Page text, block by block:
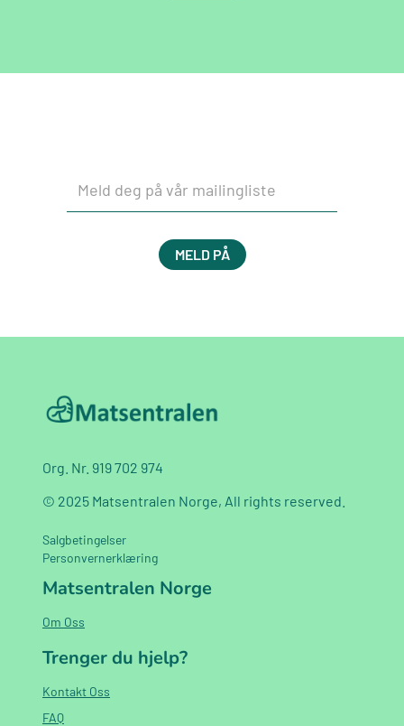
Org. Nr. 919 702 974
© 2025 Matsentralen Norge, All rights reserved.
Salgbetingelser
Personvernerklæring
Matsentralen Norge
Om Oss
Trenger du hjelp?
Kontakt Oss
FAQ